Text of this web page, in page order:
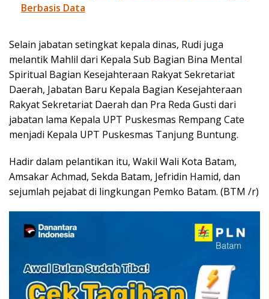
Berbasis Data
Selain jabatan setingkat kepala dinas, Rudi juga
melantik Mahlil dari Kepala Sub Bagian Bina Mental
Spiritual Bagian Kesejahteraan Rakyat Sekretariat
Daerah, Jabatan Baru Kepala Bagian Kesejahteraan
Rakyat Sekretariat Daerah dan Pra Reda Gusti dari
jabatan lama Kepala UPT Puskesmas Rempang Cate
menjadi Kepala UPT Puskesmas Tanjung Buntung.
Hadir dalam pelantikan itu, Wakil Wali Kota Batam,
Amsakar Achmad, Sekda Batam, Jefridin Hamid, dan
sejumlah pejabat di lingkungan Pemko Batam. (BTM /r)